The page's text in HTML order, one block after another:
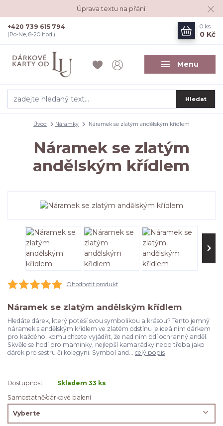
Úprava textu na přání.
Menu
Hledat
+420 739 615 794
(Po-Ne, 8-20 hod.)
0 ks
0 Kč
Úvod Náramky Náramek se zlatým andělským křídlem
Náramek se zlatým
andělským křídlem
Ohodnotit produkt
Náramek se zlatým andělským křídlem
Hledáte dárek, který potěší svou symbolikou a krásou? Tento jemný
náramek s andělským křídlem ve zlatém odstínu je ideálním dárkem
pro každého, komu chcete vyjádřit, že nad ním bdí ochranný anděl.
Skvěle se hodí pro maminky, nejlepší kamarádky nebo třeba jako
dárek pro sestru či kolegyni. Symbol and... celý popis
Dostupnost
Skladem 33 ks
Samostatně/dárkové balení